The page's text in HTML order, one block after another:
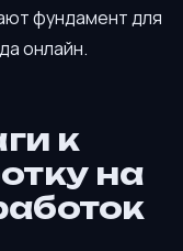
фундамент для
онлайн.
к
на